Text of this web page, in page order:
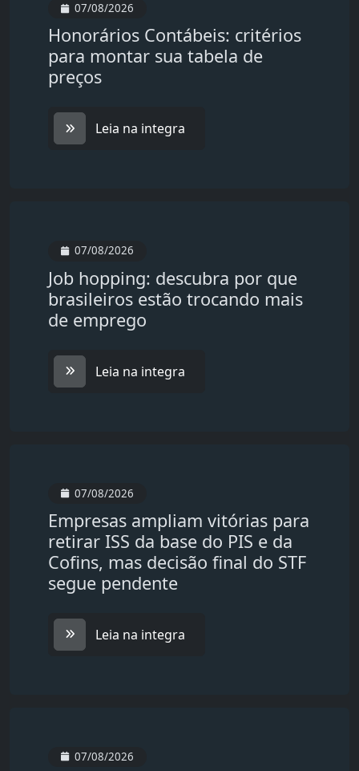
07/08/2026
Honorários Contábeis: critérios
para montar sua tabela de
preços
Leia na integra
07/08/2026
Job hopping: descubra por que
brasileiros estão trocando mais
de emprego
Leia na integra
07/08/2026
Empresas ampliam vitórias para
retirar ISS da base do PIS e da
Cofins, mas decisão final do STF
segue pendente
Leia na integra
07/08/2026